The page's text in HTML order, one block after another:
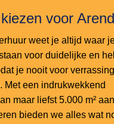
voor
weet je altijd waar
voor duidelijke en
je nooit voor
Met een indrukwekkend
maar liefst 5.000 m² aan
bieden we alles wat